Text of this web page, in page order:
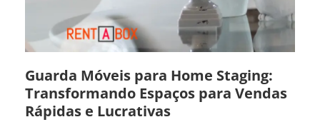
Guarda Móveis para Home Staging:
Transformando Espaços para Vendas
Rápidas e Lucrativas